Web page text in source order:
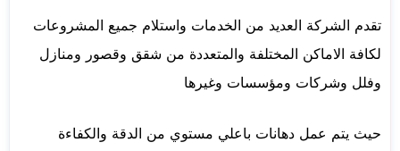
تقدم الشركة العديد من الخدمات واستلام جميع المشروعات
لكافة الاماكن المختلفة والمتعددة من شقق وقصور ومنازل
وفلل وشركات ومؤسسات وغيرها
حيث يتم عمل دهانات باعلي مستوي من الدقة والكفاءة